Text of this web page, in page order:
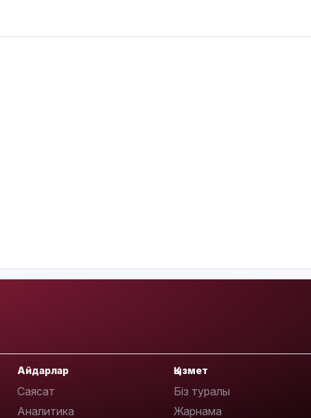
Айдарлар
Саясат
Аналитика
Қызмет
Біз туралы
Жарнама